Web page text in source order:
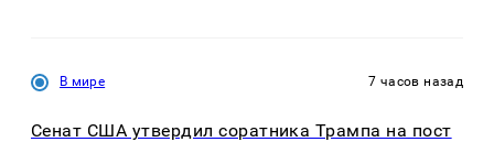
В мире 7 часов назад
Сенат США утвердил соратника Трампа на пост